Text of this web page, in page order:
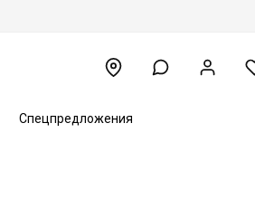
Спецпредложения